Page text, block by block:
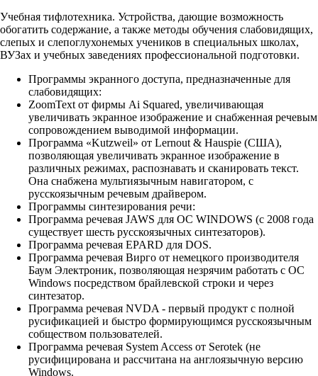
Учебная тифлотехника. Устройства, дающие возможность
обогатить содержание, а также методы обучения слабовидящих,
слепых и слепоглухонемых учеников в специальных школах,
ВУЗах и учебных заведениях профессиональной подготовки.
Программы экранного доступа, предназначенные для
слабовидящих:
ZoomText от фирмы Ai Squared, увеличивающая
увеличивать экранное изображение и снабженная речевым
сопровождением выводимой информации.
Программа «Kutzweil» от Lernout & Hauspie (США),
позволяющая увеличивать экранное изображение в
различных режимах, распознавать и сканировать текст.
Она снабжена мультиязычным навигатором, с
русскоязычным речевым драйвером.
Программы синтезирования речи:
Программа речевая JAWS для ОС WINDOWS (с 2008 года
существует шесть русскоязычных синтезаторов).
Программа речевая EPARD для DOS.
Программа речевая Вирго от немецкого производителя
Баум Электроник, позволяющая незрячим работать с ОС
Windows посредством брайлевской строки и через
синтезатор.
Программа речевая NVDA - первый продукт с полной
русификацией и быстро формирующимся русскоязычным
собществом пользователей.
Программа речевая System Access от Serotek (не
русифицирована и рассчитана на англоязычную версию
Windows.